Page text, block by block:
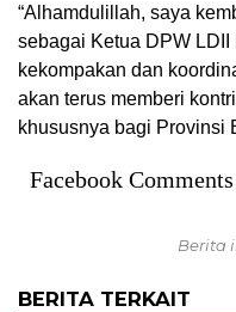
“Alhamdulillah, saya
sebagai Ketua DPW
kekompakan dan
akan terus memberi
khususnya bagi Provinsi
Facebook
Berita
BERITA TERKAIT